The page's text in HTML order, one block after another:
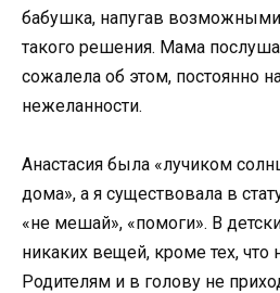
бабушка, напугав
такого решения. Мама
сожалела об этом, постоянно
нежеланности.
Анастасия была «лучиком
дома», а я существовала в
«не мешай», «помоги». В
никаких вещей, кроме тех, что
Родителям и в голову не